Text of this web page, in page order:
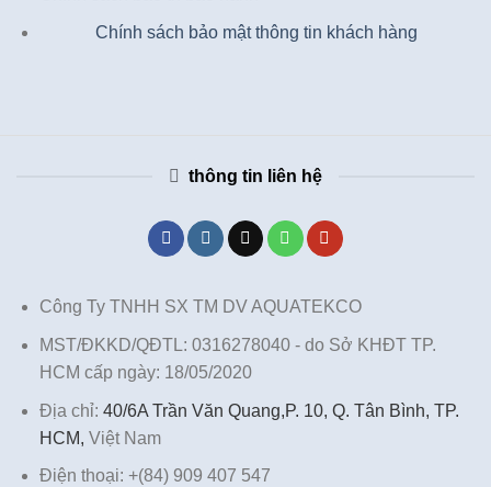
Chính sách bảo mật thông tin khách hàng
thông tin liên hệ
Công Ty TNHH SX TM DV AQUATEKCO
MST/ĐKKD/QĐTL: 0316278040 - do Sở KHĐT TP.
HCM cấp ngày: 18/05/2020
Địa chỉ: 40/6A Trần Văn Quang,P. 10, Q. Tân Bình, TP.
HCM, Việt Nam
Điện thoại: +(84) 909 407 547